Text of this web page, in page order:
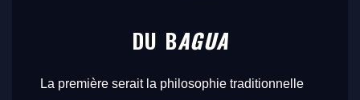
DU BAGUA
La première serait la philosophie traditionnelle